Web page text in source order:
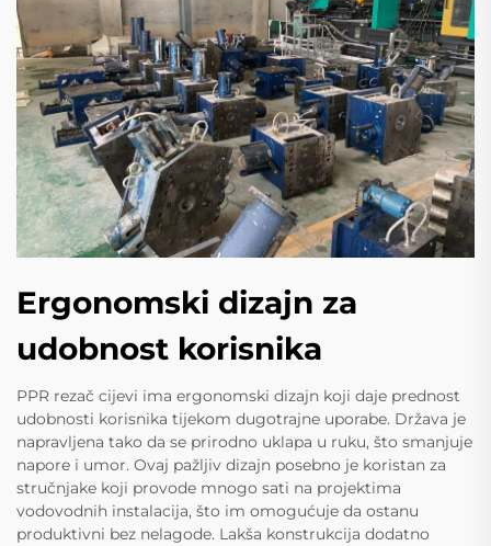
Ergonomski dizajn za
udobnost korisnika
PPR rezač cijevi ima ergonomski dizajn koji daje prednost
udobnosti korisnika tijekom dugotrajne uporabe. Država je
napravljena tako da se prirodno uklapa u ruku, što smanjuje
napore i umor. Ovaj pažljiv dizajn posebno je koristan za
stručnjake koji provode mnogo sati na projektima
vodovodnih instalacija, što im omogućuje da ostanu
produktivni bez nelagode. Lakša konstrukcija dodatno